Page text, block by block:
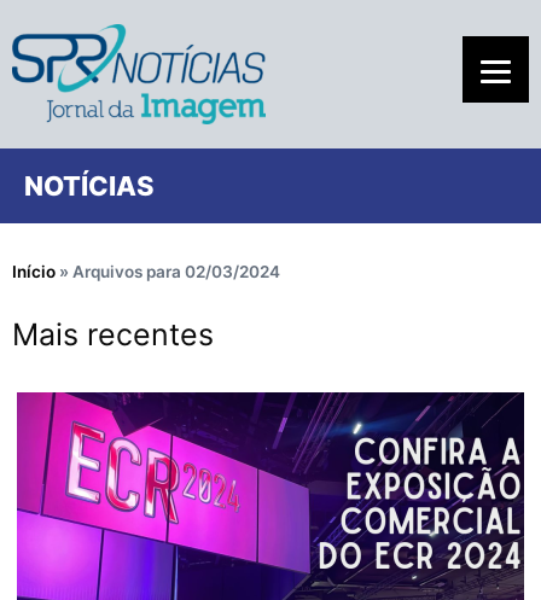
NOTÍCIAS
Início » Arquivos para 02/03/2024
Mais recentes